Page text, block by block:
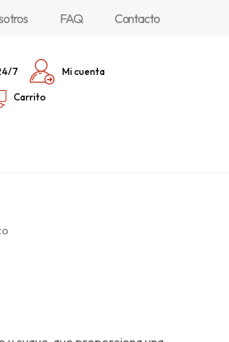
FAQ Contacto
7 Mi cuenta
Carrito